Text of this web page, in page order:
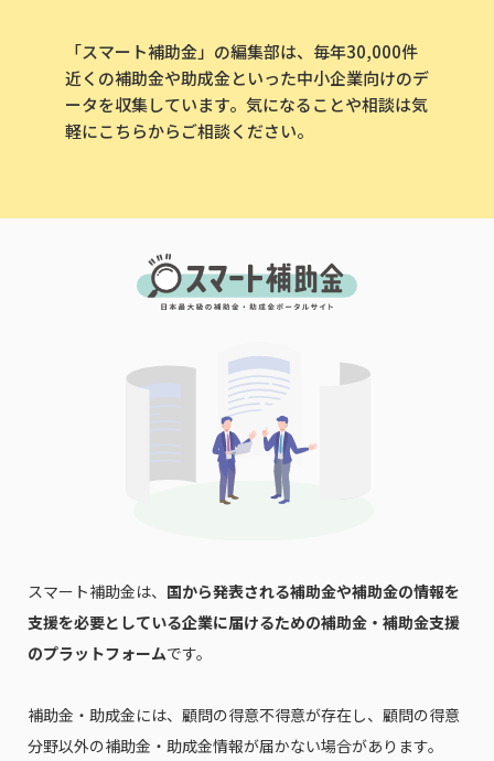
「スマート補助金」の編集部は、毎年30,000件
近くの補助金や助成金といった中小企業向けのデ
ータを収集しています。気になることや相談は気
軽にこちらからご相談ください。
スマート補助金は、 国から発表される補助金や補助金の情報を
支援を必要としている企業に届けるための補助金・補助金支援
のプラットフォームです。
補助金・助成金には、顧問の得意不得意が存在し、顧問の得意
分野以外の補助金・助成金情報が届かない場合があります。